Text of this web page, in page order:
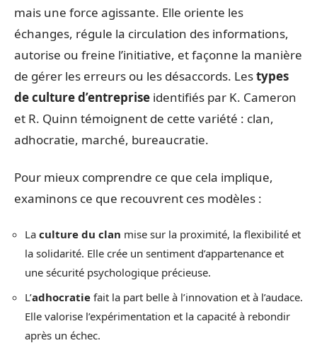
mais une force agissante. Elle oriente les
échanges, régule la circulation des informations,
autorise ou freine l’initiative, et façonne la manière
de gérer les erreurs ou les désaccords. Lestypes
de culture d’entreprise identifiés par K. Cameron
et R. Quinn témoignent de cette variété : clan,
adhocratie, marché, bureaucratie.
Pour mieux comprendre ce que cela implique,
examinons ce que recouvrent ces modèles :
La culture du clan mise sur la proximité, la flexibilité et
la solidarité. Elle crée un sentiment d’appartenance et
une sécurité psychologique précieuse.
L’adhocratie fait la part belle à l’innovation et à l’audace.
Elle valorise l’expérimentation et la capacité à rebondir
après un échec.